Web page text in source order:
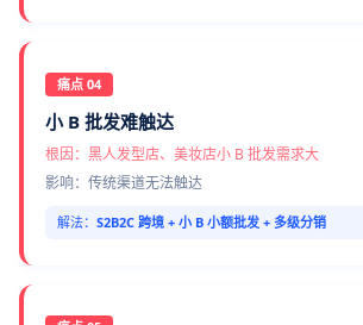
痛点 04
小 B 批发难触达
根因：黑人发型店、美妆店小 B 批发需求大
影响：传统渠道无法触达
解法： S2B2C 跨境 + 小 B 小额批发 + 多级分销